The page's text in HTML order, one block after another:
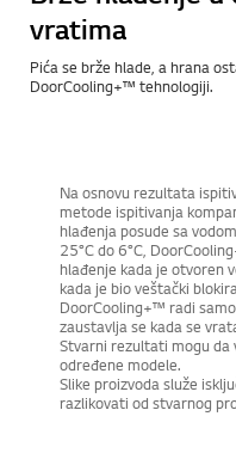
vratima
Pića se brže hlade, a hrana
DoorCooling+™ tehnologiji.
Na osnovu rezultata
metode ispitivanja
hlađenja posude sa
25°C do 6°C,
hlađenje kada je otvoren
kada je bio veštački
DoorCooling+™ radi
zaustavlja se kada se
Stvarni rezultati mogu da
određene modele.
Slike proizvoda služe
razlikovati od stvarnog